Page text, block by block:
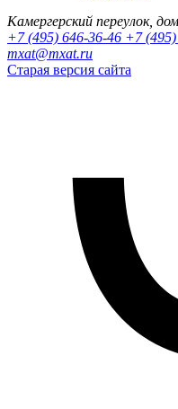
Камергерский переулок,
+7 (495) 646-36-46 +7
mxat@mxat.ru
Старая версия сайта